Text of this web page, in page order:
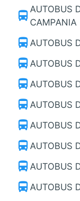
directions_bus AUTOBUS
CAMPANIA
directions_bus AUTOBUS
directions_bus AUTOBUS
directions_bus AUTOBUS
directions_bus AUTOBUS
directions_bus AUTOBUS
directions_bus AUTOBUS
directions_bus AUTOBUS
directions_bus AUTOBUS